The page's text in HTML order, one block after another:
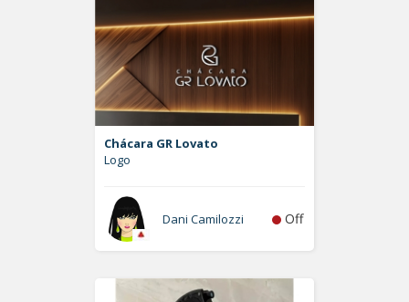
Chácara GR Lovato
Logo
Dani Camilozzi Off